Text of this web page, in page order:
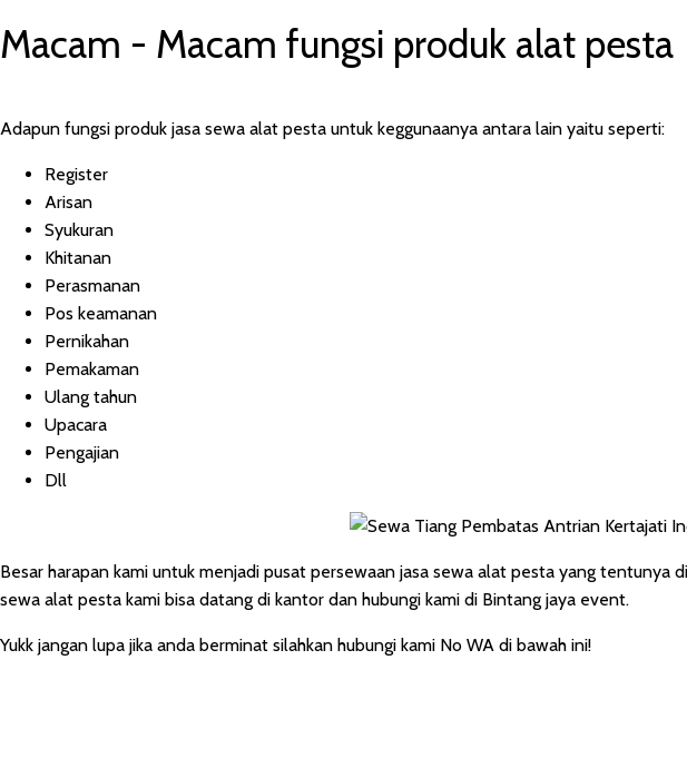
Macam - Macam fungsi produk alat pesta
Adapun fungsi produk jasa sewa alat pesta untuk keggunaanya antara lain yaitu seperti:
Register
Arisan
Syukuran
Khitanan
Perasmanan
Pos keamanan
Pernikahan
Pemakaman
Ulang tahun
Upacara
Pengajian
Dll
Besar harapan kami untuk menjadi pusat persewaan jasa sewa alat pesta yang tentunya
sewa alat pesta kami bisa datang di kantor dan hubungi kami di Bintang jaya event.
Yukk jangan lupa jika anda berminat silahkan hubungi kami No WA di bawah ini!